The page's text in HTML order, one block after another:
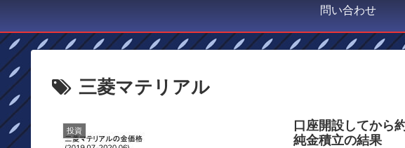
問い合わせ
三菱マテリアル
投資
口座開設してから
純金積立の結果